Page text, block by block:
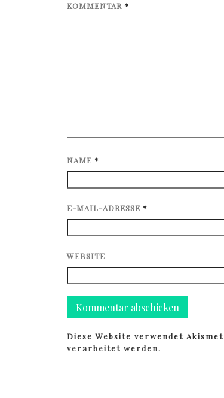
KOMMENTAR *
NAME *
E-MAIL-ADRESSE *
WEBSITE
Diese Website verwendet
verarbeitet werden.